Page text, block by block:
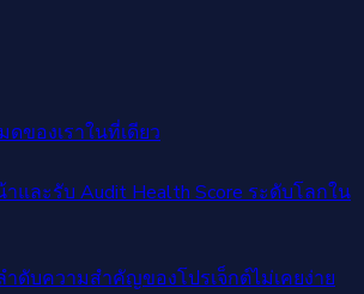
ดของเราในที่เดียว
และรับ Audit Health Score ระดับโลกใน
ดับความสำคัญของโปรเจ็กต์ไม่เคยง่าย